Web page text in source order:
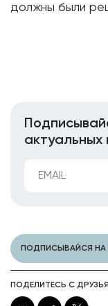
должны были
актуальных
ПОДПИСЫВАЙСЯ НА
ПОДЕЛИТЕСЬ С